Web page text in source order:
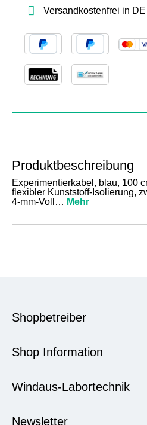
Versandkostenfrei in
Produktbeschreibung
Experimentierkabel, blau, 100
flexibler Kunststoff-Isolierung,
4-mm-Voll… Mehr
Shopbetreiber
Shop Information
Windaus-Labortechnik
Newsletter